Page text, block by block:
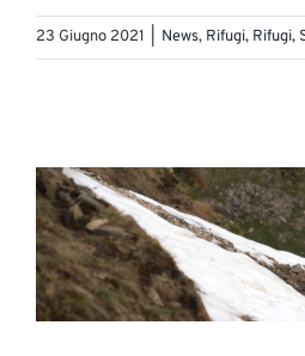
23 Giugno 2021 News, Rifugi, Rifugi,